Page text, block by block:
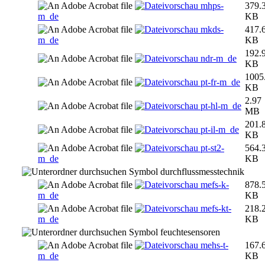
mhps-
m_de
KB
mkds-
m_de
KB
ndr-m_de
KB
pt-fr-m_de
KB
pt-hl-m_de
2.97
MB
pt-il-m_de
KB
pt-st2-
m_de
KB
durchflussmesstechnik
mefs-k-
m_de
KB
mefs-kt-
m_de
KB
feuchtesensoren
mehs-t-
m_de
KB